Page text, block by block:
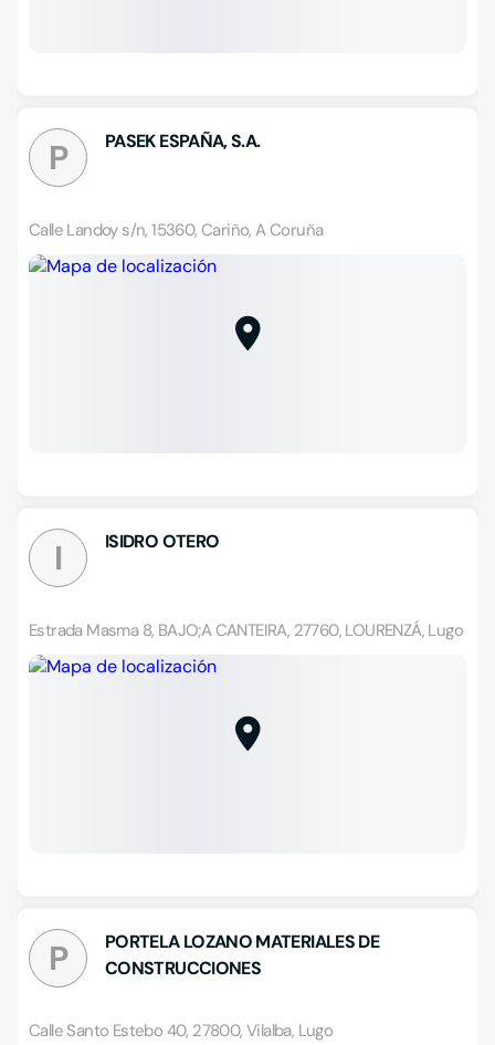
P PASEK ESPAÑA, S.A.
Calle Landoy s/n, 15360, Cariño, A Coruña
I ISIDRO OTERO
Estrada Masma 8, BAJO;A CANTEIRA, 27760, LOURENZÁ, Lugo
P
PORTELA LOZANO MATERIALES DE
CONSTRUCCIONES
Calle Santo Estebo 40, 27800, Vilalba, Lugo